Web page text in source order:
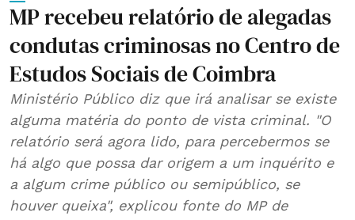
MP recebeu relatório de alegadas
condutas criminosas no Centro de
Estudos Sociais de Coimbra
Ministério Público diz que irá analisar se existe
alguma matéria do ponto de vista criminal. "O
relatório será agora lido, para percebermos se
há algo que possa dar origem a um inquérito e
a algum crime público ou semipúblico, se
houver queixa", explicou fonte do MP de